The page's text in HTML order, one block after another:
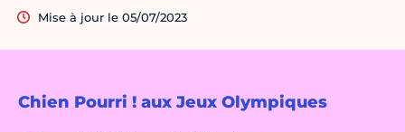
Chien Pourri ! aux Jeux Olympiques
Mise à jour le 05/07/2023